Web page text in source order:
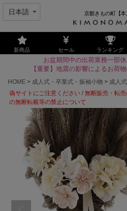
京都きもの町【本
新商品 セール ランキング
お盆期間中の出荷業務一部
【重要】地震の影響によるお荷
HOME
成人式・卒業式・振袖小物
成人
偽サイトにご注意ください /無断販売・転
の無断転載等の禁止について